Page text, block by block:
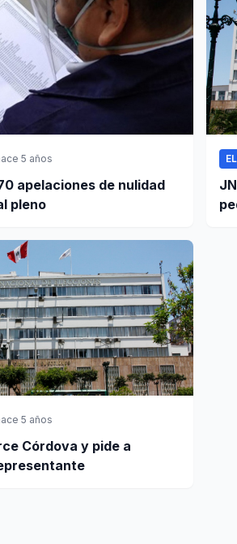
5 años
apelaciones de nulidad
pleno
5 años
Córdova y pide a